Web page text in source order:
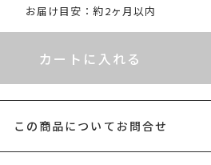
お届け目安：約2ヶ月以内
カートに入れる
この商品についてお問合せ